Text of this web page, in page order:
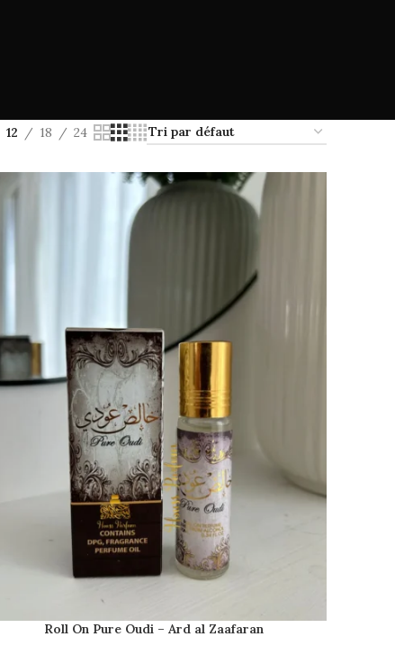
12 18 24
Roll On Pure Oudi – Ard al Zaafaran